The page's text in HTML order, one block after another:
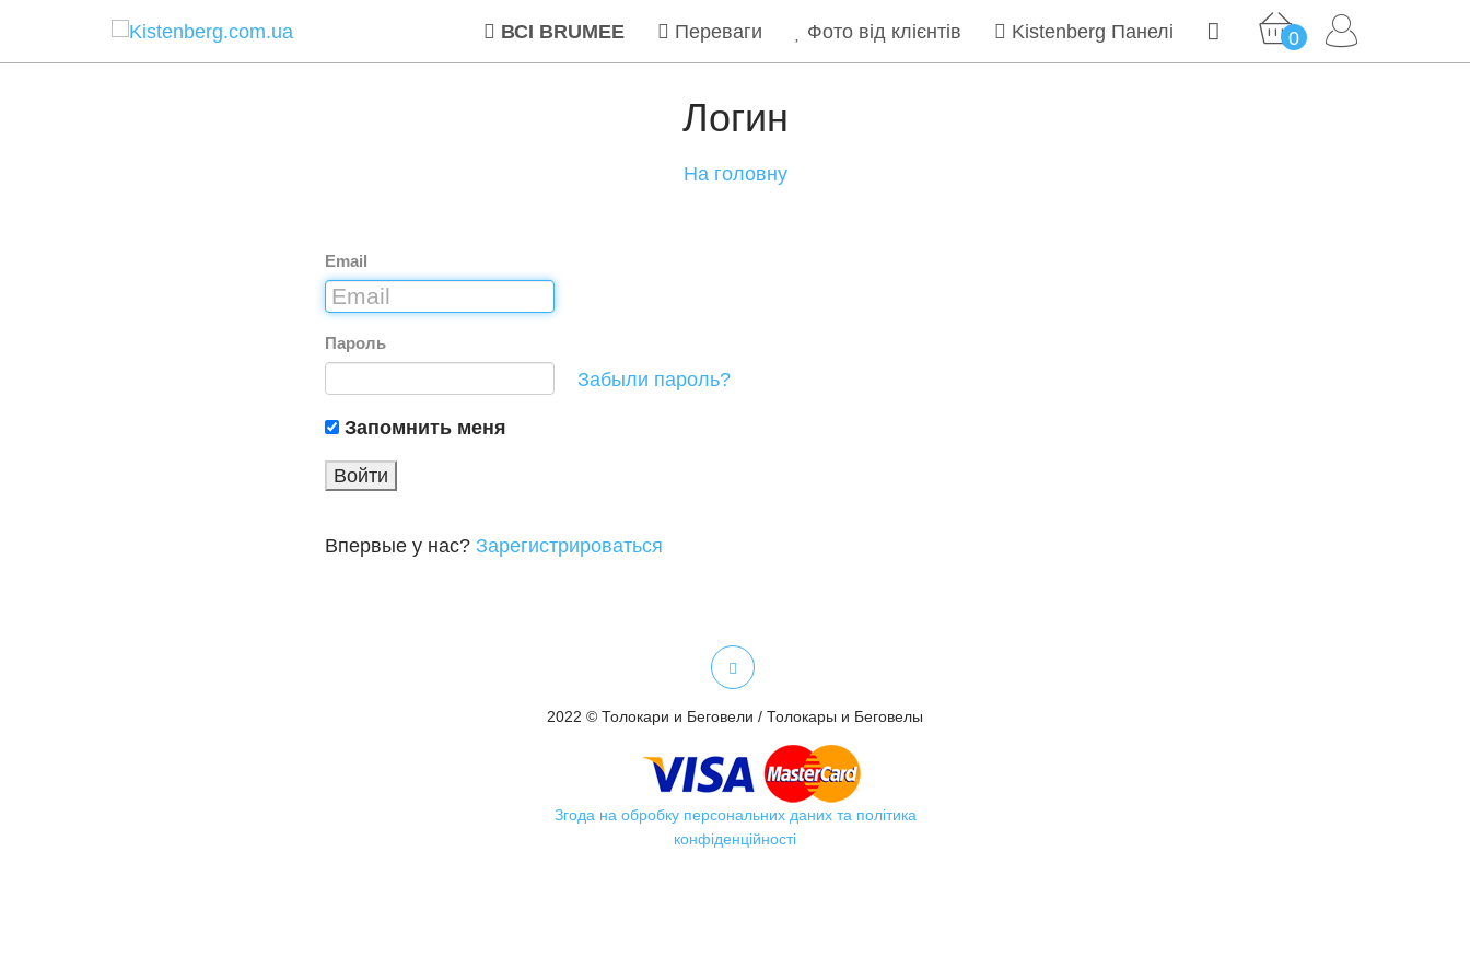
ВСІ BRUMEE Переваги Фото від клієнтів Kistenberg Панелі 0
Логин
На головну
Email
Пароль
Забыли пароль?
Запомнить меня
Впервые у нас? Зарегистрироваться
2022 © Толокари и Беговели / Толокары и Беговелы
Згода на обробку персональних даних та політика
конфіденційності